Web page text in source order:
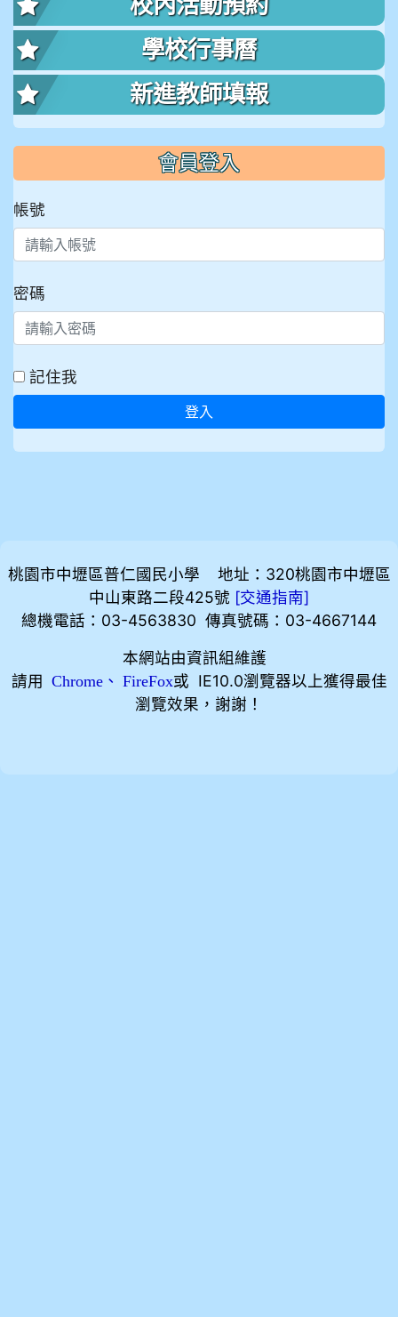
校內活動預約
學校行事曆
新進教師填報
會員登入
帳號
密碼
記住我
登入
桃園市中壢區普仁國民小學 地址：320桃園市中壢區
中山東路二段425號 [交通指南]
總機電話：03-4563830 傳真號碼：03-4667144
本網站由資訊組維護
請用
Chrome、 FireFox或 IE10.0瀏覽器以上獲得最佳
瀏覽效果，謝謝！